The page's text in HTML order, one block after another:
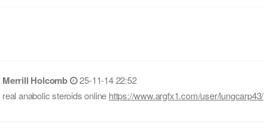
Merrill Holcomb
25-11-14 22:52
real anabolic steroids online https://www.argfx1.com/user/lungcarp43/